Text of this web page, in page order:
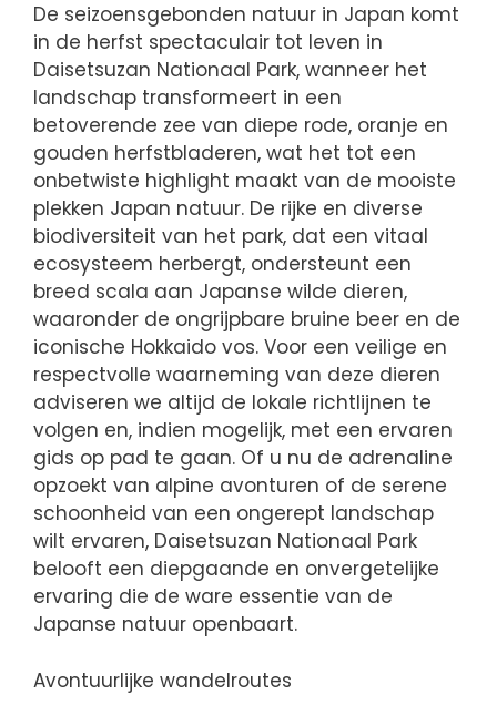
De seizoensgebonden natuur in Japan komt
in de herfst spectaculair tot leven in
Daisetsuzan Nationaal Park, wanneer het
landschap transformeert in een
betoverende zee van diepe rode, oranje en
gouden herfstbladeren, wat het tot een
onbetwiste highlight maakt van de mooiste
plekken Japan natuur. De rijke en diverse
biodiversiteit van het park, dat een vitaal
ecosysteem herbergt, ondersteunt een
breed scala aan Japanse wilde dieren,
waaronder de ongrijpbare bruine beer en de
iconische Hokkaido vos. Voor een veilige en
respectvolle waarneming van deze dieren
adviseren we altijd de lokale richtlijnen te
volgen en, indien mogelijk, met een ervaren
gids op pad te gaan. Of u nu de adrenaline
opzoekt van alpine avonturen of de serene
schoonheid van een ongerept landschap
wilt ervaren, Daisetsuzan Nationaal Park
belooft een diepgaande en onvergetelijke
ervaring die de ware essentie van de
Japanse natuur openbaart.
Avontuurlijke wandelroutes